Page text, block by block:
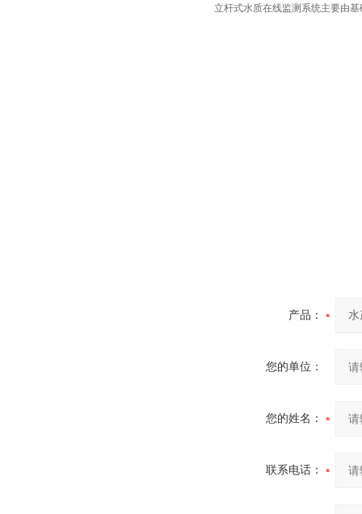
立杆式水质在线监测系统主要由
产品：
您的单位：
您的姓名：
联系电话：